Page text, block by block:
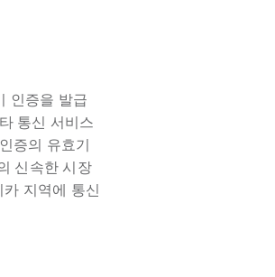
인증을 발급
통신 서비스
증의 유효기
신속한 시장
지역에 통신